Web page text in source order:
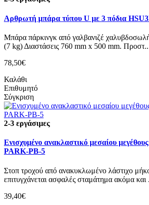
Αρθρωτή μπάρα τύπου U με 3 πόδια
Μπάρα πάρκινγκ από γαλβανιζέ
(7 kg) Διαστάσεις 760 mm x 500 mm. Προστ..
78,50€
Καλάθι
Επιθυμητό
Σύγκριση
2-3 εργάσιμες
Ενισχυμένο ανακλαστικό μεσαίου
PARK-PB-5
Στοπ τροχού από ανακυκλωμένο λάστιχο
επιτυγχάνεται ασφαλές σταμάτημα ακόμα και
39,40€